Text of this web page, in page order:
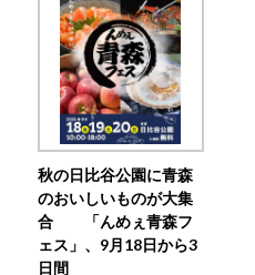
秋の日比谷公園に青森
のおいしいものが大集
合 「んめぇ青森フ
ェス」、9月18日から3
日間